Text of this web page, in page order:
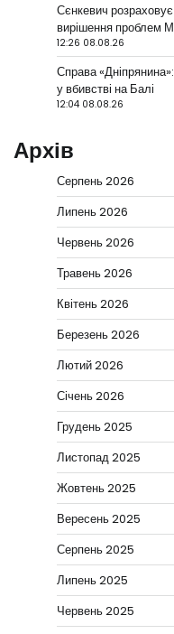
Сєнкевич
вирішення проблем
12:26 08.08.26
Справа
у вбивстві на Балі
12:04 08.08.26
Архів
Серпень 2026
Липень 2026
Червень 2026
Травень 2026
Квітень 2026
Березень 2026
Лютий 2026
Січень 2026
Грудень 2025
Листопад 2025
Жовтень 2025
Вересень 2025
Серпень 2025
Липень 2025
Червень 2025